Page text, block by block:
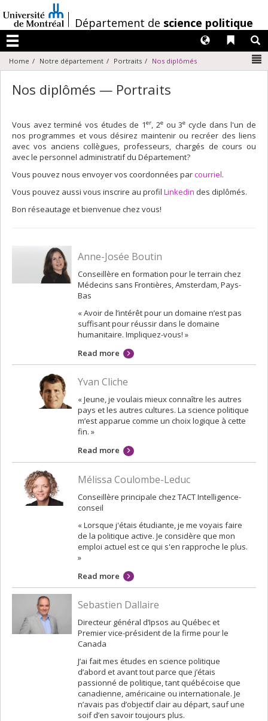
au
contenu
/Département de science politique
Menu
Liens
Langues
Home Notre département Portraits Nos diplômés
Nos diplômés — Portraits
Vous avez terminé vos études de 1er, 2e ou 3e cycle dans l'un de
nos programmes et vous désirez maintenir ou recréer des liens
avec vos anciens collègues, professeurs, chargés de cours ou
avec le personnel administratif du Département?
Vous pouvez nous envoyer vos coordonnées parcourriel.
Vous pouvez aussi vous inscrire au profil Linkedin des diplômés.
Bon réseautage et bienvenue chez vous!
Anne-Josée Boutin
Conseillère en formation pour le terrain chez
Médecins sans Frontières, Amsterdam, Pays-
Bas
« Avoir de l’intérêt pour un domaine n’est pas
suffisant pour réussir dans le domaine
humanitaire. Impliquez-vous! »
Read more
Yvan Cliche
« Jeune, je voulais mieux connaître les autres
pays et les autres cultures. La science politique
m’est apparue comme un choix logique à cette
fin. »
Read more
Mélissa Coulombe-Leduc
Conseillère principale chez TACT Intelligence-
conseil
« Lorsque j'étais étudiante, je me voyais faire
de la politique active. Je considère que mon
emploi actuel est ce qui s'en rapproche le plus.
»
Read more
Sebastien Dallaire
Directeur général d’Ipsos au Québec et
Premier vice-président de la firme pour le
Canada
J’ai fait mes études en science politique
d’abord et avant tout parce que j’étais
passionné de politique, tant québécoise que
canadienne, américaine ou internationale. Je
n’avais pas d’objectif clair au départ, sauf une
soif d’en savoir toujours plus.